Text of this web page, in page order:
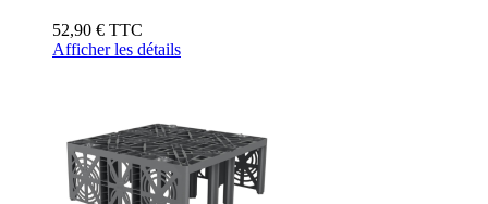
52,90 € TTC
Afficher les détails